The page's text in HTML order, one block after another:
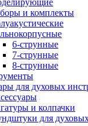
и комплекты
6-струнные
7-струнные
8-струнные
для духовых
и колпачки
для